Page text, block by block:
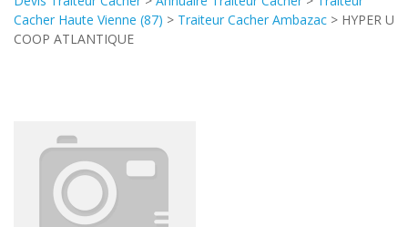
Cacher Haute Vienne (87) > Traiteur Cacher Ambazac > HYPER U
COOP ATLANTIQUE